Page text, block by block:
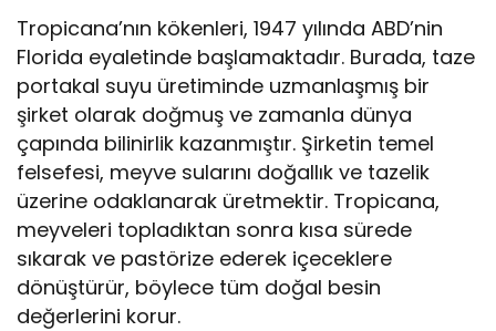
Tropicana’nın kökenleri, 1947 yılında ABD’nin
Florida eyaletinde başlamaktadır. Burada, taze
portakal suyu üretiminde uzmanlaşmış bir
şirket olarak doğmuş ve zamanla dünya
çapında bilinirlik kazanmıştır. Şirketin temel
felsefesi, meyve sularını doğallık ve tazelik
üzerine odaklanarak üretmektir. Tropicana,
meyveleri topladıktan sonra kısa sürede
sıkarak ve pastörize ederek içeceklere
dönüştürür, böylece tüm doğal besin
değerlerini korur.